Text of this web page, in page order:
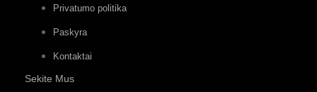
Privatumo politika
Paskyra
Kontaktai
Sekite Mus